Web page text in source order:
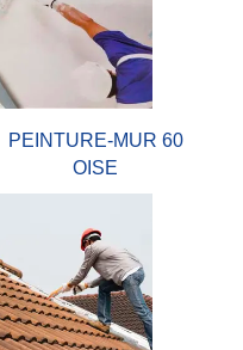
PEINTURE-MUR 60
OISE